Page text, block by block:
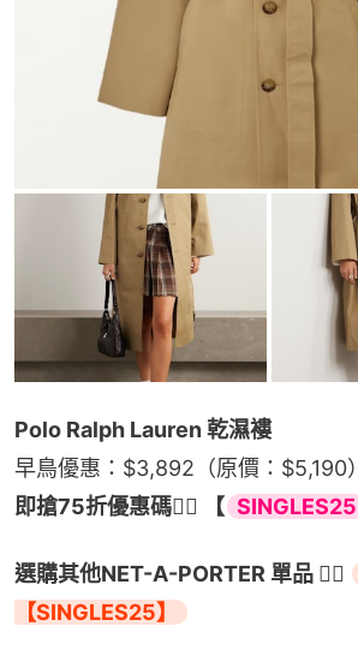
Polo Ralph Lauren 乾濕褸
早鳥優惠：$3,892（原價：$5,190）
即搶75折優惠碼👉🏻 【 SINGLES25
選購其他NET-A-PORTER 單品 👉🏻
【SINGLES25】